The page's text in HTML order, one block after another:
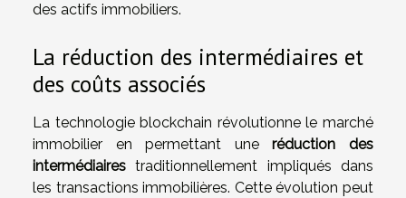
des actifs immobiliers.
La réduction des intermédiaires et
des coûts associés
La technologie blockchain révolutionne le marché
immobilier en permettant uneréduction des
intermédiaires traditionnellement impliqués dans
les transactions immobilières. Cette évolution peut